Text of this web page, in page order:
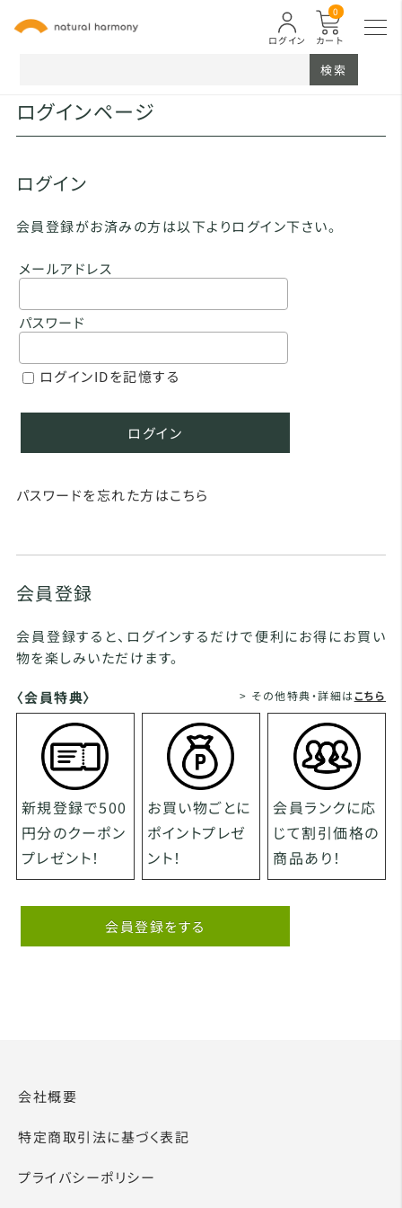
カート
0
ログイン
検索
ログインページ
ログイン
会員登録がお済みの方は以下よりログイン下さい。
メールアドレス
パスワード
ログインIDを記憶する
ログイン
パスワードを忘れた方はこちら
会員登録
会員登録すると、ログインするだけで便利にお得にお買い
物を楽しみいただけます。
〈会員特典〉 > その他特典・詳細はこちら
新規登録で500
円分のクーポン
プレゼント！
お買い物ごとに
ポイントプレゼ
ント！
会員ランクに応
じて割引価格の
商品あり！
会員登録をする
会社概要
特定商取引法に基づく表記
プライバシーポリシー